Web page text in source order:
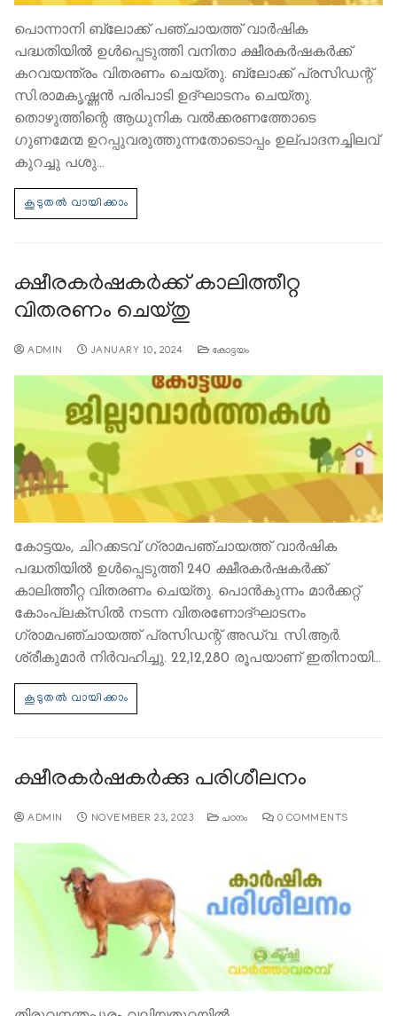
പൊന്നാനി ബ്ലോക്ക് പഞ്ചായത്ത് വാർഷിക
പദ്ധതിയിൽ ഉൾപ്പെടുത്തി വനിതാ ക്ഷീരകർഷകർക്ക്
കറവയന്ത്രം വിതരണം ചെയ്തു. ബ്ലോക്ക് പ്രസിഡന്റ്
സി.രാമകൃഷ്ണൻ പരിപാടി ഉദ്ഘാടനം ചെയ്തു.
തൊഴുത്തിന്റെ ആധുനിക വൽക്കരണത്തോടെ
ഗുണമേന്മ ഉറപ്പുവരുത്തുന്നതോടൊപ്പം ഉല്പാദനച്ചിലവ്
കുറച്ചു പശു…
ക്ഷീരകർഷകർക്ക് കാലിത്തീറ്റ
വിതരണം ചെയ്തു
ADMIN JANUARY 10, 2024 കോട്ടയം
കോട്ടയം, ചിറക്കടവ് ഗ്രാമപഞ്ചായത്ത് വാർഷിക
പദ്ധതിയിൽ ഉൾപ്പെടുത്തി 240 ക്ഷീരകർഷകർക്ക്
കാലിത്തീറ്റ വിതരണം ചെയ്തു. പൊൻകുന്നം മാർക്കറ്റ്
കോംപ്ലക്‌സിൽ നടന്ന വിതരണോദ്ഘാടനം
ഗ്രാമപഞ്ചായത്ത് പ്രസിഡന്റ് അഡ്വ. സി.ആർ.
ശ്രീകുമാർ നിർവഹിച്ചു. 22,12,280 രൂപയാണ് ഇതിനായി…
ക്ഷീരകര്‍ഷകര്‍ക്കു പരിശീലനം
ADMIN NOVEMBER 23, 2023 പഠനം 0 COMMENTS